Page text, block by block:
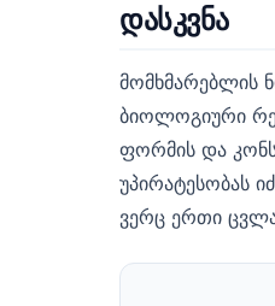
დასკვნა
მომხმარებლის
ბიოლოგიური
ფორმის და
უპირატესობას
ვერც ერთი